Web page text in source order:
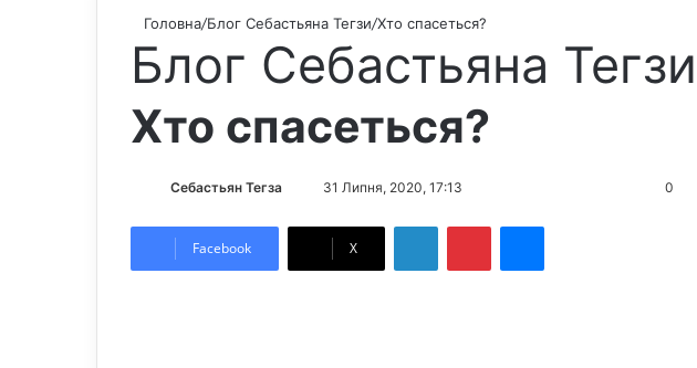
Головна/Блог Себастьяна Тегзи/Хто спасеться?
Блог Себастьяна Тегзи
Хто спасеться?
Себастьян Тегза
d
31 Липня, 2020, 17:13 0
Facebook X